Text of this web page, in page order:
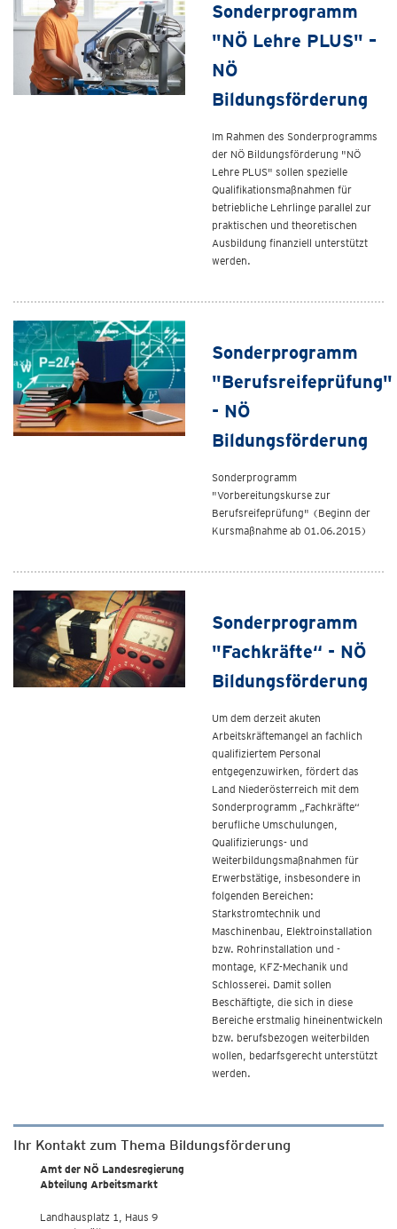
Sonderprogramm
"NÖ Lehre PLUS" –
NÖ
Bildungsförderung
Im Rahmen des Sonderprogramms
der NÖ Bildungsförderung "NÖ
Lehre PLUS" sollen spezielle
Qualifikationsmaßnahmen für
betriebliche Lehrlinge parallel zur
praktischen und theoretischen
Ausbildung finanziell unterstützt
werden.
Sonderprogramm
"Berufsreifeprüfung"
- NÖ
Bildungsförderung
Sonderprogramm
"Vorbereitungskurse zur
Berufsreifeprüfung" (Beginn der
Kursmaßnahme ab 01.06.2015)
Sonderprogramm
"Fachkräfte“ - NÖ
Bildungsförderung
Um dem derzeit akuten
Arbeitskräftemangel an fachlich
qualifiziertem Personal
entgegenzuwirken, fördert das
Land Niederösterreich mit dem
Sonderprogramm „Fachkräfte“
berufliche Umschulungen,
Qualifizierungs- und
Weiterbildungsmaßnahmen für
Erwerbstätige, insbesondere in
folgenden Bereichen:
Starkstromtechnik und
Maschinenbau, Elektroinstallation
bzw. Rohrinstallation und -
montage, KFZ-Mechanik und
Schlosserei. Damit sollen
Beschäftigte, die sich in diese
Bereiche erstmalig hineinentwickeln
bzw. berufsbezogen weiterbilden
wollen, bedarfsgerecht unterstützt
werden.
Ihr Kontakt zum Thema Bildungsförderung
Amt der NÖ Landesregierung
Abteilung Arbeitsmarkt
Landhausplatz 1, Haus 9